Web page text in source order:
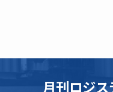
月刊ロジ